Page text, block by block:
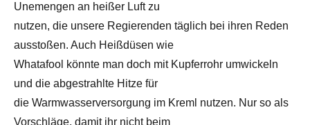
Unemengen an heißer Luft zu
nutzen, die unsere Regierenden täglich bei ihren Reden
ausstoßen. Auch Heißdüsen wie
Whatafool könnte man doch mit Kupferrohr umwickeln
und die abgestrahlte Hitze für
die Warmwasserversorgung im Kreml nutzen. Nur so als
Vorschläge, damit ihr nicht beim